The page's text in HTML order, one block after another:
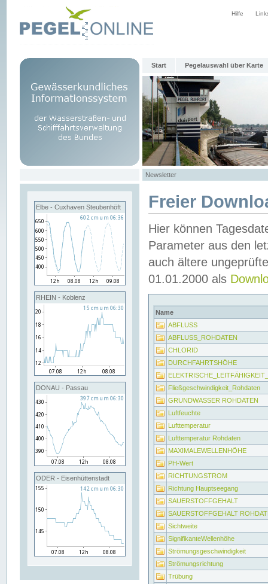
Hilfe
Start Pegelauswahl über Karte
Newsletter
Elbe - Cuxhaven Steubenhöft
RHEIN - Koblenz
DONAU - Passau
ODER - Eisenhüttenstadt
Freier
Hier können
Parameter aus den
auch ältere
01.01.2000 als
Name
ABFLUSS
ABFLUSS_ROHDATEN
CHLORID
DURCHFAHRTSHÖHE
Fließgeschwindigkeit_Rohdaten
GRUNDWASSER ROHDATEN
Luftfeuchte
Lufttemperatur
Lufttemperatur Rohdaten
MAXIMALEWELLENHÖHE
PH-Wert
RICHTUNGSTROM
Richtung Hauptseegang
SAUERSTOFFGEHALT
SAUERSTOFFGEHALT
Sichtweite
SignifikanteWellenhöhe
Strömungsgeschwindigkeit
Strömungsrichtung
Trübung